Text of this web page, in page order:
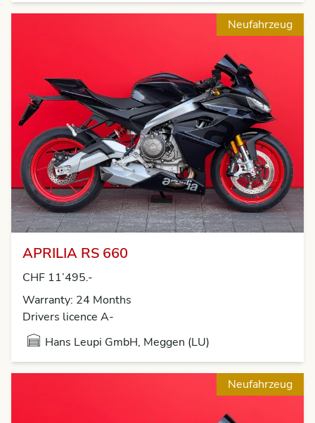
Neufahrzeug
APRILIA RS 660
CHF 11’495.-
Warranty: 24 Months
Drivers licence A-
Hans Leupi GmbH, Meggen (LU)
Neufahrzeug